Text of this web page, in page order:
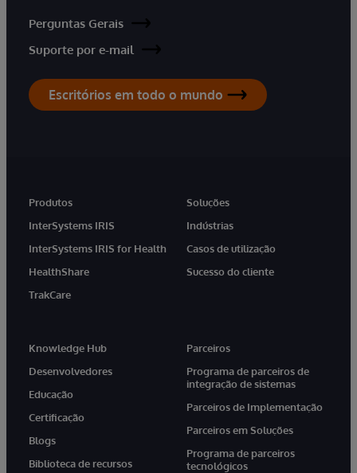
Perguntas Gerais
Suporte por e-mail
Escritórios em todo o mundo
Produtos
InterSystems IRIS
InterSystems IRIS for Health
HealthShare
TrakCare
Soluções
Indústrias
Casos de utilização
Sucesso do cliente
Knowledge Hub
Desenvolvedores
Educação
Certificação
Blogs
Biblioteca de recursos
Parceiros
Programa de parceiros de
integração de sistemas
Parceiros de Implementação
Parceiros em Soluções
Programa de parceiros
tecnológicos